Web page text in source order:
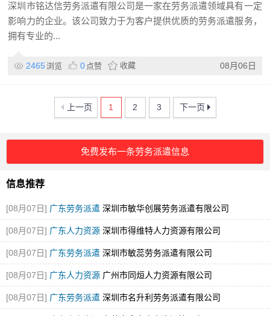
深圳市铭达信劳务派遣有限公司是一家在劳务派遣领域具有一定
影响力的企业。该公司致力于为客户提供优质的劳务派遣服务，
拥有专业的...
2465 浏览 0 点赞 收藏 08月06日
上一页 1 2 3 下一页
免费发布一条劳务派遣信息
信息推荐
[08月07日] 广东劳务派遣 深圳市敏华创展劳务派遣有限公司
[08月07日] 广东人力资源 深圳市得维特人力资源有限公司
[08月07日] 广东劳务派遣 深圳市敏蕊劳务派遣有限公司
[08月07日] 广东人力资源 广州市同烜人力资源有限公司
[08月07日] 广东劳务派遣 深圳市名升利劳务派遣有限公司